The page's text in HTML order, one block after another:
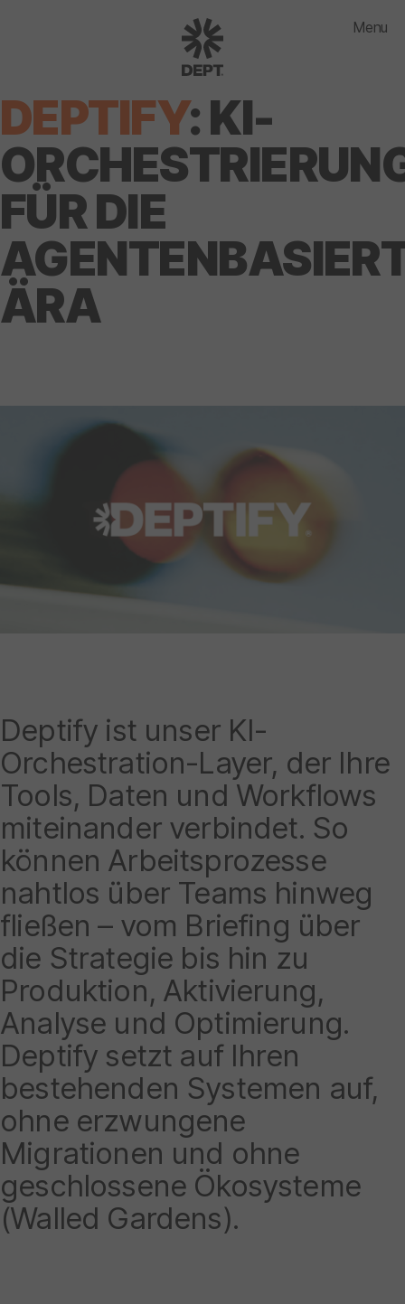
Menu
DEPTIFY: KI-
FÜR DIE
ÄRA
Deptify ist unser KI-
Orchestration-Layer, der Ihre
Tools, Daten und Workflows
miteinander verbindet. So
können Arbeitsprozesse
nahtlos über Teams hinweg
fließen – vom Briefing über
die Strategie bis hin zu
Produktion, Aktivierung,
Analyse und Optimierung.
Deptify setzt auf Ihren
bestehenden Systemen auf,
ohne erzwungene
Migrationen und ohne
geschlossene Ökosysteme
(Walled Gardens).